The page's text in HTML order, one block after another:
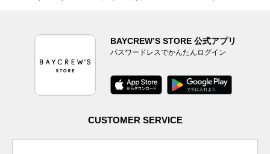
BAYCREW’S STORE 公式アプリ
パスワードレスでかんたんログイン
CUSTOMER SERVICE